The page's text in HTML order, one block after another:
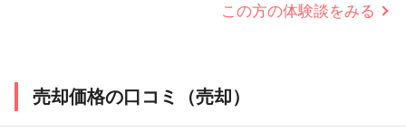
この方の体験談をみる
売却価格の口コミ（売却）